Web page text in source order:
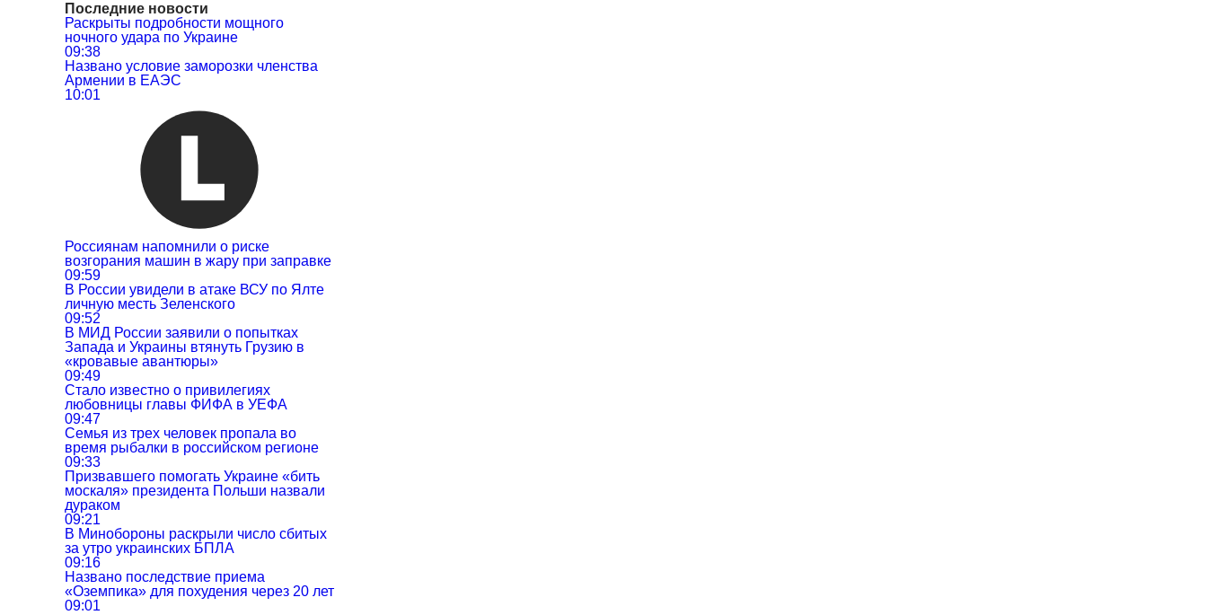
Последние новости
Раскрыты подробности мощного
ночного удара по Украине
09:38
Названо условие заморозки членства
Армении в ЕАЭС
10:01
Россиянам напомнили о риске
возгорания машин в жару при заправке
09:59
В России увидели в атаке ВСУ по Ялте
личную месть Зеленского
09:52
В МИД России заявили о попытках
Запада и Украины втянуть Грузию в
«кровавые авантюры»
09:49
Стало известно о привилегиях
любовницы главы ФИФА в УЕФА
09:47
Семья из трех человек пропала во
время рыбалки в российском регионе
09:33
Призвавшего помогать Украине «бить
москаля» президента Польши назвали
дураком
09:21
В Минобороны раскрыли число сбитых
за утро украинских БПЛА
09:16
Названо последствие приема
«Оземпика» для похудения через 20 лет
09:01